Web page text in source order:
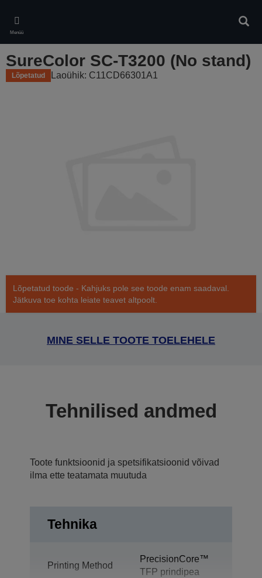
main
content
Menüü
SureColor SC-T3200 (No stand)
Lõpetatud Laoühik: C11CD66301A1
Lõpetatud toode - Kahjuks pole see toode enam saadaval.
Jätkuva toe kohta leiate teavet altpoolt.
MINE SELLE TOOTE TOELEHELE
Tehnilised andmed
Toote funktsioonid ja spetsifikatsioonid võivad
ilma ette teatamata muutuda
Tehnika
Printing Method
PrecisionCore™
TFP prindipea